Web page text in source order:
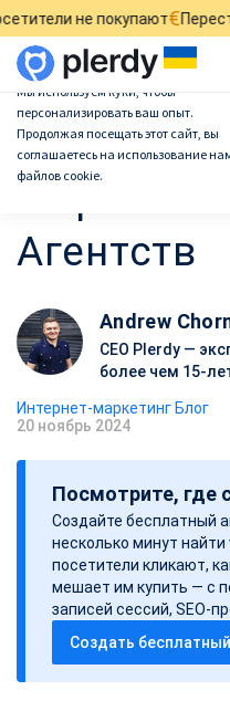
€Перестаньте
ТОП 9
Агентств
Andrew
CEO Plerdy —
более чем 15-
Интернет-маркетинг Блог
Д
а
с
20 ноябрь 2024
Посмотрите, где
Создайте бесплатный
несколько минут найти
посетители кликают,
мешает им купить — с
записей сессий, SEO-
Создать
Мы используем куки, чтобы
персонализировать ваш опыт.
Продолжая посещать этот сайт, вы
соглашаетесь на использование
файлов cookie.